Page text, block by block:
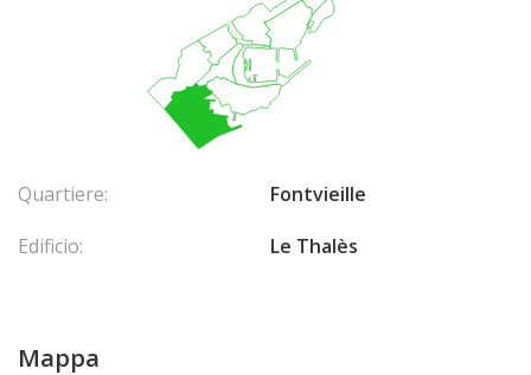
Quartiere:
Fontvieille
Edificio:
Le Thalès
Mappa